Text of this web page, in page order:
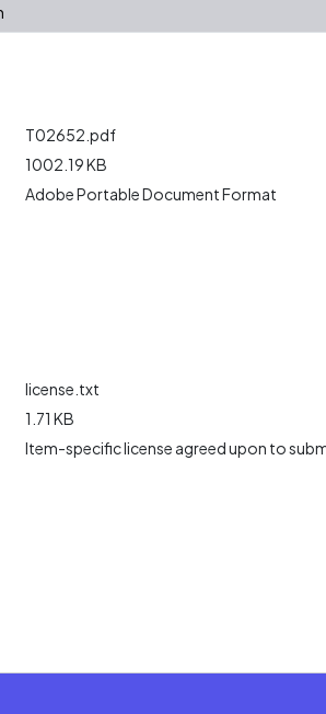
T02652.pdf
1002.19 KB
Adobe Portable Document Format
license.txt
1.71 KB
Item-specific license agreed upon to